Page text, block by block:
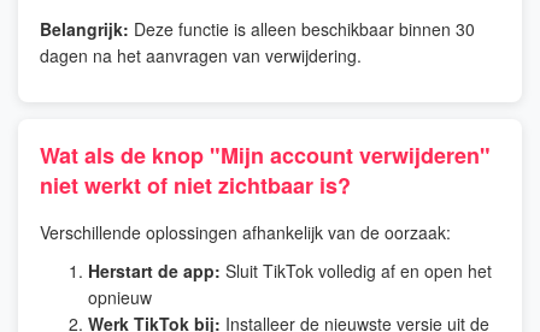
Belangrijk: Deze functie is alleen beschikbaar binnen 30
dagen na het aanvragen van verwijdering.
Wat als de knop "Mijn account verwijderen"
niet werkt of niet zichtbaar is?
Verschillende oplossingen afhankelijk van de oorzaak:
Herstart de app: Sluit TikTok volledig af en open het
opnieuw
Werk TikTok bij: Installeer de nieuwste versie uit de